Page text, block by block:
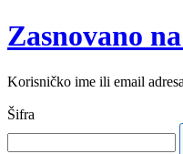
Zasnovano
Korisničko ime ili email adresa
Šifra